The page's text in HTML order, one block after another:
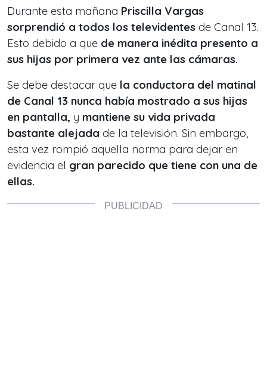
Durante esta mañana Priscilla Vargas
sorprendió a todos los televidentes de Canal 13.
Esto debido a que de manera inédita presento a
sus hijas por primera vez ante las cámaras.
Se debe destacar que la conductora del matinal
de Canal 13 nunca había mostrado a sus hijas
en pantalla, y mantiene su vida privada
bastante alejada de la televisión. Sin embargo,
esta vez rompió aquella norma para dejar en
evidencia el gran parecido que tiene con una de
ellas.